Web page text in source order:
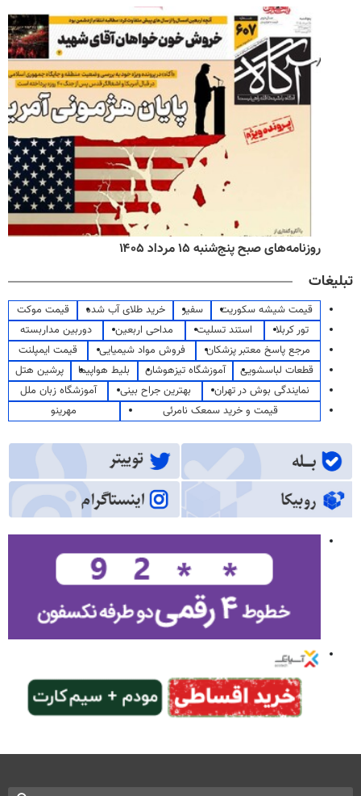
روزنامه‌های صبح پنج‌شنبه ۱۵ مرداد ۱۴۰۵
تبلیغات
قیمت شیشه سکوریت سفیر خرید طلای آب شده
قیمت موکت
تور کربلا
استند تسلیت مداحی اربعین
دوربین مداربسته
مرجع پاسخ معتبر پزشکان
فروش مواد شیمیایی
قیمت ایمپلنت
قطعات لباسشویی
آموزشگاه تیزهوشان بلیط هواپیما
پرشین هتل
نمایندگی بوش در تهران
بهترین جراح بینی
آموزشگاه زبان ملل
قیمت و خرید سمعک نامرئی
مهرینو